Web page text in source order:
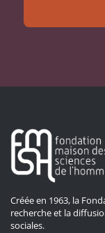
Créée en 1963, la
recherche et la
sociales.